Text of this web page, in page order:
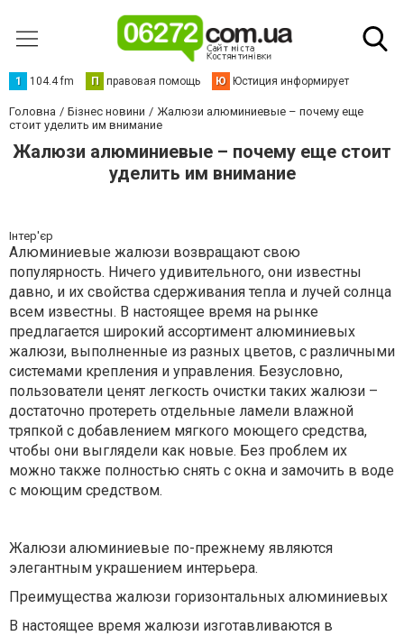
1 104.4 fm П правовая помощь Ю Юстиция информирует
Головна Бізнес новини
Жалюзи алюминиевые – почему еще
стоит уделить им внимание
Жалюзи алюминиевые – почему еще стоит
уделить им внимание
Інтер'єр
Алюминиевые жалюзи возвращают свою
популярность. Ничего удивительного, они известны
давно, и их свойства сдерживания тепла и лучей солнца
всем известны. В настоящее время на рынке
предлагается широкий ассортимент алюминиевых
жалюзи, выполненные из разных цветов, с различными
системами крепления и управления. Безусловно,
пользователи ценят легкость очистки таких жалюзи –
достаточно протереть отдельные ламели влажной
тряпкой с добавлением мягкого моющего средства,
чтобы они выглядели как новые. Без проблем их
можно также полностью снять с окна и замочить в воде
с моющим средством.
Жалюзи алюминиевые по-прежнему являются
элегантным украшением интерьера.
Преимущества жалюзи горизонтальных алюминиевых
В настоящее время жалюзи изготавливаются в